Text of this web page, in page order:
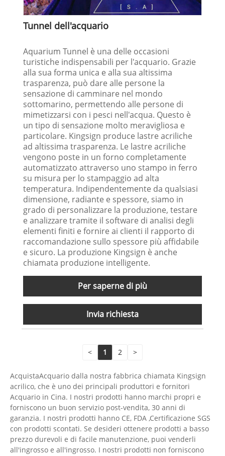
Tunnel dell'acquario
Aquarium Tunnel è una delle occasioni
turistiche indispensabili per l'acquario. Grazie
alla sua forma unica e alla sua altissima
trasparenza, può dare alle persone la
sensazione di camminare nel mondo
sottomarino, permettendo alle persone di
mimetizzarsi con i pesci nell'acqua. Questo è
un tipo di sensazione molto meravigliosa e
particolare. Kingsign produce lastre acriliche
ad altissima trasparenza. Le lastre acriliche
vengono poste in un forno completamente
automatizzato attraverso uno stampo in ferro
su misura per lo stampaggio ad alta
temperatura. Indipendentemente da qualsiasi
dimensione, radiante e spessore, siamo in
grado di personalizzare la produzione, testare
e analizzare tramite il software di analisi degli
elementi finiti e fornire ai clienti il ​​rapporto di
raccomandazione sullo spessore più affidabile
e sicuro. La produzione Kingsign è anche
chiamata produzione intelligente.
Per saperne di più
Invia richiesta
< 1 2 >
AcquistaAcquario dalla nostra fabbrica chiamata Kingsign
acrilico, che è uno dei principali produttori e fornitori
Acquario in Cina. I nostri prodotti hanno marchi propri e
forniscono un buon servizio post-vendita, 30 anni di
garanzia. I nostri prodotti hanno CE, FDA ,Certificazione SGS
con prodotti scontati. Se desideri ottenere prodotti a basso
prezzo durevoli e di facile manutenzione, puoi venderli
all'ingrosso e all'ingrosso. I nostri prodotti non forniscono